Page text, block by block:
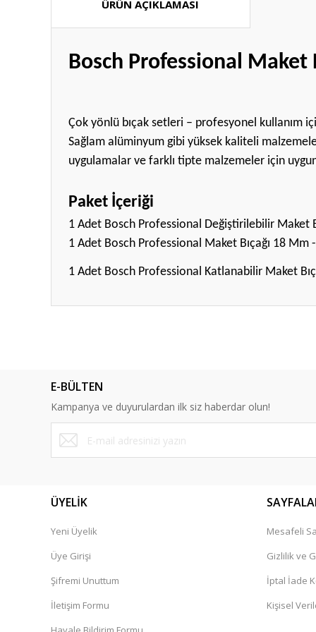
ÜRÜN AÇIKLAMASI
Bosch Professional Maket
Çok yönlü bıçak setleri – profesyonel kullanım
Sağlam alüminyum gibi yüksek kaliteli
uygulamalar ve farklı tipte malzemeler için
Paket İçeriği
1 Adet Bosch Professional Değiştirilebilir Maket
1 Adet Bosch Professional Maket Bıçağı 18 Mm
1 Adet Bosch Professional Katlanabilir Maket
Ürün bilgilerinde hatalar bulunuyor.
Ürün fiyatı diğer sitelerden daha pahalı.
Bu ürüne benzer farklı alternatifler olmalı.
E-BÜLTEN
Kampanya ve duyurulardan ilk siz haberdar olun!
ÜYELİK
Yeni Üyelik
Üye Girişi
Şifremi Unuttum
İletişim Formu
Mesafeli
Gizlilik ve
İptal İade
Kişisel